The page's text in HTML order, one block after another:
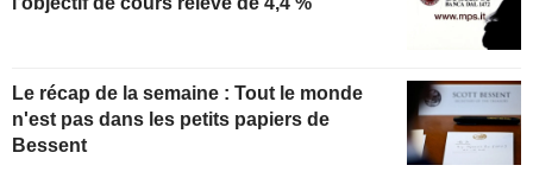
Le récap de la semaine : Tout le monde
n'est pas dans les petits papiers de
Bessent